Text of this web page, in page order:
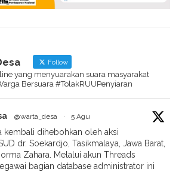
Follow
yang menyuarakan suara masyarakat
Bersuara #TolakRUUPenyiaran
@warta_desa · 5 Agu
kembali dihebohkan oleh aksi
dr. Soekardjo, Tasikmalaya, Jawa Barat,
Zahara. Melalui akun Threads
bagian database administrator ini